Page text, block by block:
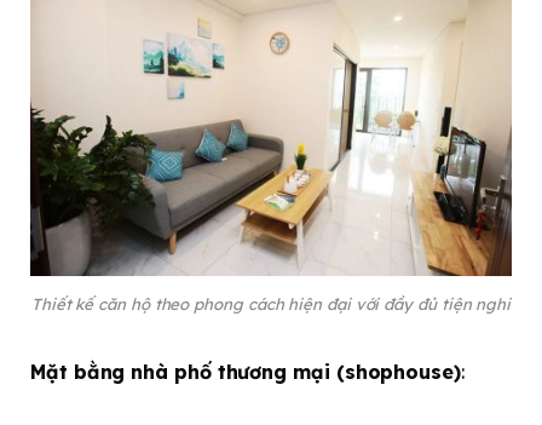
Thiết kế căn hộ theo phong cách hiện đại với đầy đủ tiện nghi
Mặt bằng nhà phố thương mại (shophouse):